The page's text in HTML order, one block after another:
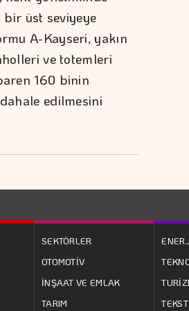
üst seviyeye
A-Kayseri, yakın
ve totemleri
160 binin
edilmesini
SEKTÖRLER
OTOMOTİV
İNŞAAT VE EMLAK
TARIM